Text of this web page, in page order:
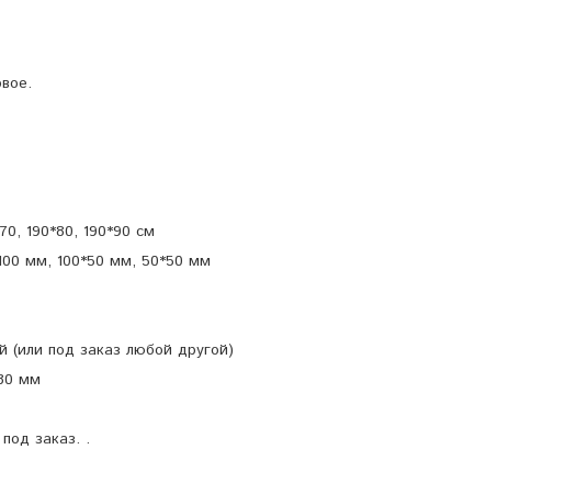
190*80, 190*90 см
мм, 100*50 мм, 50*50 мм
(или под заказ любой другой)
мм
под заказ. .